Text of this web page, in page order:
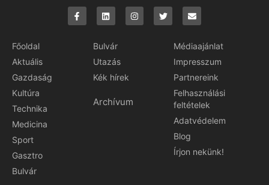
Főoldal
Aktuális
Gazdaság
Kultúra
Technika
Medicina
Sport
Gasztro
Bulvár
Bulvár
Utazás
Kék hírek
Archívum
Médiaajánlat
Impresszum
Partnereink
Felhasználási
feltételek
Adatvédelem
Blog
Írjon nekünk!